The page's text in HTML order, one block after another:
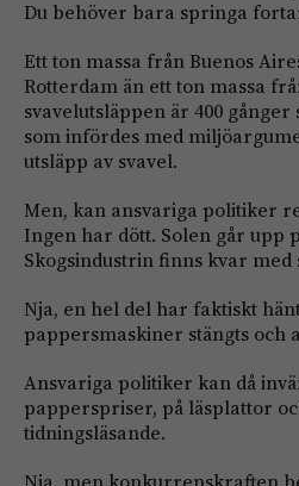
Du behöver bara springa
Ett ton massa från Buenos
Rotterdam än ett ton massa
svavelutsläppen är 400
som infördes med
utsläpp av svavel.
Men, kan ansvariga politiker
Ingen har dött. Solen går upp
Skogsindustrin finns kvar
Nja, en hel del har faktiskt
pappersmaskiner stängts och
Ansvariga politiker kan då
papperspriser, på läsplattor
tidningsläsande.